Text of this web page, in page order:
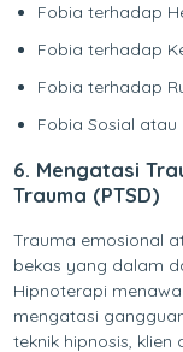
Fobia terhadap
Fobia terhadap
Fobia terhadap
Fobia Sosial
6. Mengatasi
Trauma (PTSD)
Trauma emosional
bekas yang dalam
Hipnoterapi
mengatasi
teknik hipnosis,